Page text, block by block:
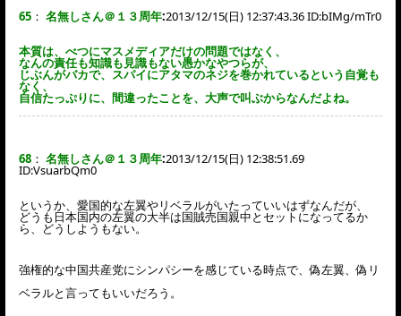
65 ： 名無しさん＠１３周年:2013/12/15(日) 12:37:43.36 ID:bIMg/mTr0
本質は、べつにマスメディアだけの問題ではなく、
なんの責任も知識も見識もない愚かなやつらが、
じぶんがバカで、スパイにアタマのネジを巻かれているという自覚も
なく、
自信たっぷりに、間違ったことを、大声で叫ぶからなんだよね。
68 ： 名無しさん＠１３周年:2013/12/15(日) 12:38:51.69
ID:VsuarbQm0
というか、愛国的な左翼やリベラルがいたっていいはずなんだが、
どうも日本国内の左翼の大半は国賊売国親中とセットになってるか
ら、どうしようもない。
強権的な中国共産党にシンパシーを感じている時点で、偽左翼、偽リ
ベラルと言ってもいいだろう。